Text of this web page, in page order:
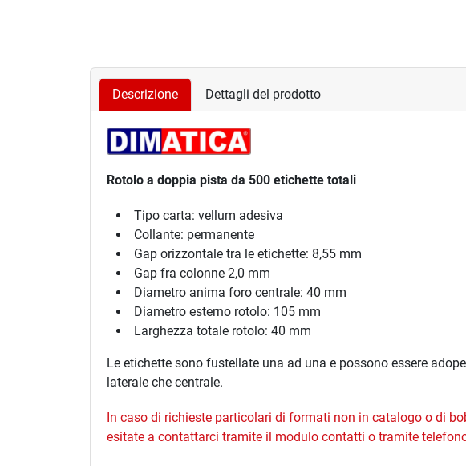
Descrizione Dettagli del prodotto
Rotolo a doppia pista da 500 etichette totali
Tipo carta: vellum adesiva
Collante: permanente
Gap orizzontale tra le etichette: 8,55 mm
Gap fra colonne 2,0 mm
Diametro anima foro centrale: 40 mm
Diametro esterno rotolo: 105 mm
Larghezza totale rotolo: 40 mm
Le etichette sono fustellate una ad una e possono essere
laterale che centrale.
In caso di richieste particolari di formati non in catalogo o di
esitate a contattarci tramite il modulo contatti o tramite